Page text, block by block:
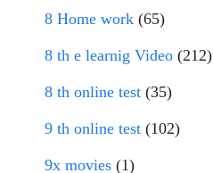
8 Home work (65)
8 th e learnig Video (212)
8 th online test (35)
9 th online test (102)
9x movies (1)